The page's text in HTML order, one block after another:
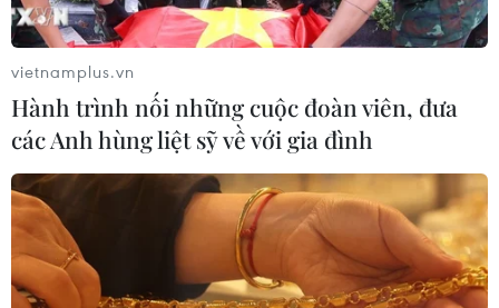
Cả ba nạn nhân vụ ngộ độc rượu ở Bình
Phước đã bắt đầu hồi phục
vietnamplus.vn
Hành trình nối những cuộc đoàn viên, đưa
các Anh hùng liệt sỹ về với gia đình